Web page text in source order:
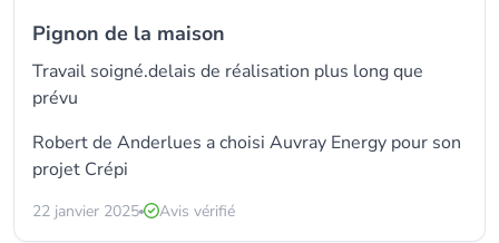
Pignon de la maison
Travail soigné.delais de réalisation plus long que
prévu
Robert de Anderlues a choisi Auvray Energy pour son
projet Crépi
22 janvier 2025 Avis vérifié